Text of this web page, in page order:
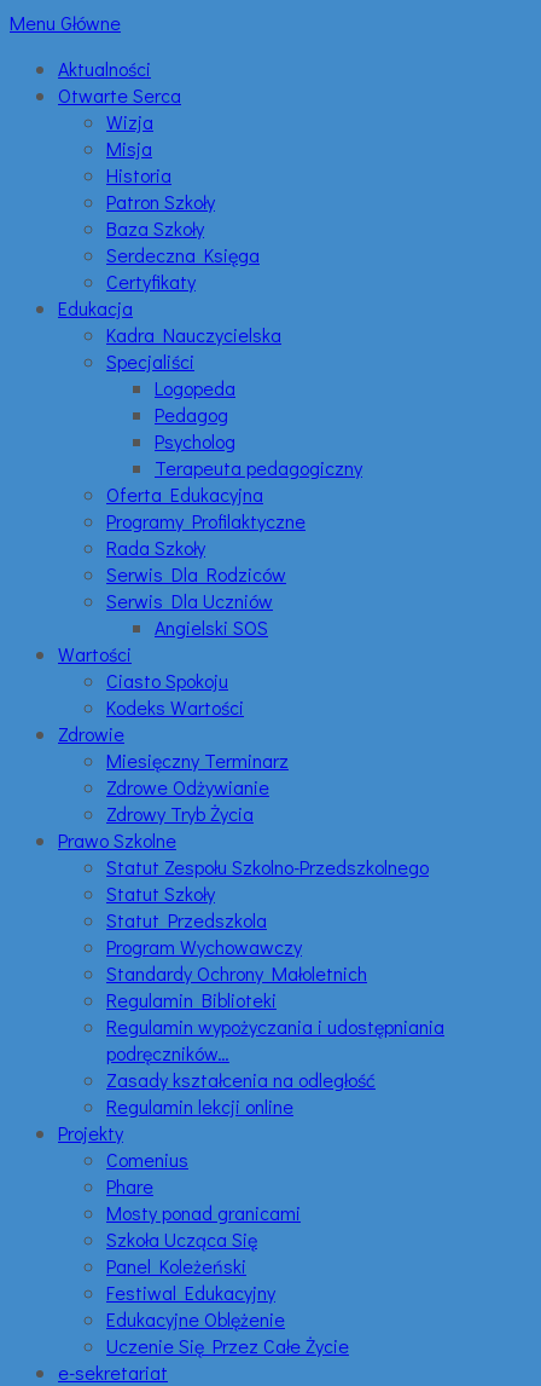
Menu Główne
Aktualności
Otwarte Serca
Wizja
Misja
Historia
Patron Szkoły
Baza Szkoły
Serdeczna Księga
Certyfikaty
Edukacja
Kadra Nauczycielska
Specjaliści
Logopeda
Pedagog
Psycholog
Terapeuta pedagogiczny
Oferta Edukacyjna
Programy Profilaktyczne
Rada Szkoły
Serwis Dla Rodziców
Serwis Dla Uczniów
Angielski SOS
Wartości
Ciasto Spokoju
Kodeks Wartości
Zdrowie
Miesięczny Terminarz
Zdrowe Odżywianie
Zdrowy Tryb Życia
Prawo Szkolne
Statut Zespołu Szkolno-Przedszkolnego
Statut Szkoły
Statut Przedszkola
Program Wychowawczy
Standardy Ochrony Małoletnich
Regulamin Biblioteki
Regulamin wypożyczania i udostępniania
podręczników…
Zasady kształcenia na odległość
Regulamin lekcji online
Projekty
Comenius
Phare
Mosty ponad granicami
Szkoła Ucząca Się
Panel Koleżeński
Festiwal Edukacyjny
Edukacyjne Oblężenie
Uczenie Się Przez Całe Życie
e-sekretariat